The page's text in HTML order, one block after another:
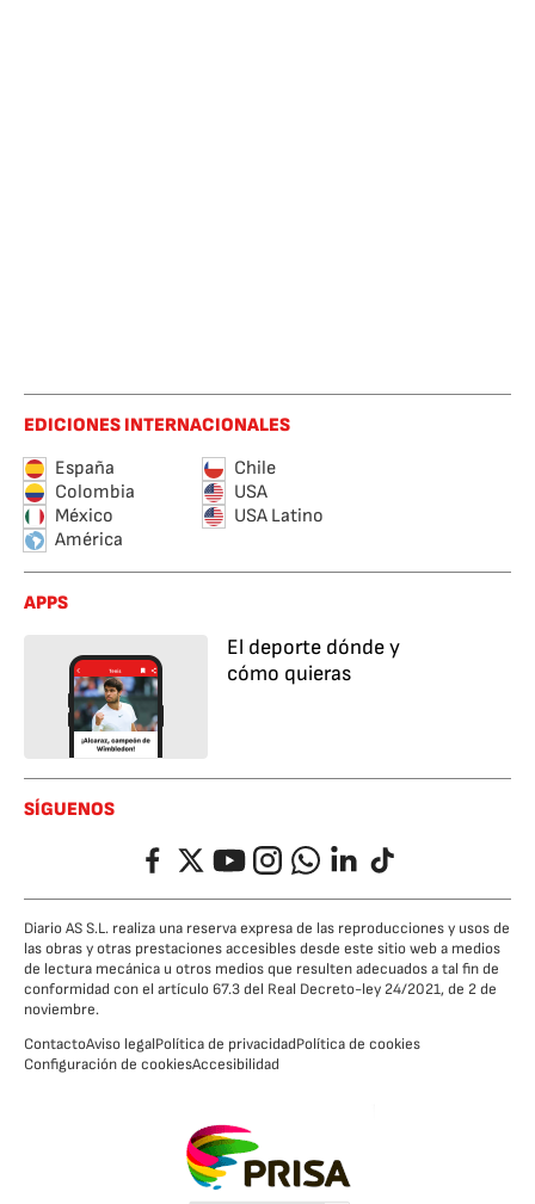
EDICIONES INTERNACIONALES
España
Chile
Colombia
USA
México
USA Latino
América
APPS
El deporte dónde y
cómo quieras
SÍGUENOS
FacebookTwitterYouTubeInstagramWhatsappLinkedIn
TikTok
Diario AS S.L. realiza una reserva expresa de las reproducciones y usos de
las obras y otras prestaciones accesibles desde este sitio web a medios
de lectura mecánica u otros medios que resulten adecuados a tal fin de
conformidad con el artículo 67.3 del Real Decreto-ley 24/2021, de 2 de
noviembre.
ContactoAviso legalPolítica de privacidadPolítica de cookies
Configuración de cookiesAccesibilidad